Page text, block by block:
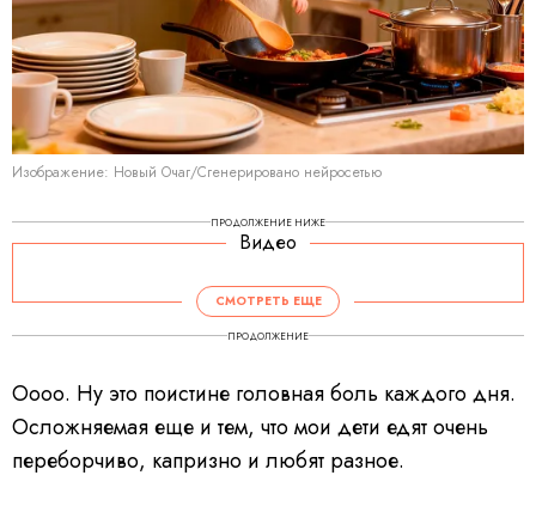
Изображение: Новый Очаг/Сгенерировано нейросетью
ПРОДОЛЖЕНИЕ НИЖЕ
Видео
СМОТРЕТЬ ЕЩЕ
ПРОДОЛЖЕНИЕ
Оооо. Ну это поистине головная боль каждого дня.
Осложняемая еще и тем, что мои дети едят очень
переборчиво, капризно и любят разное.